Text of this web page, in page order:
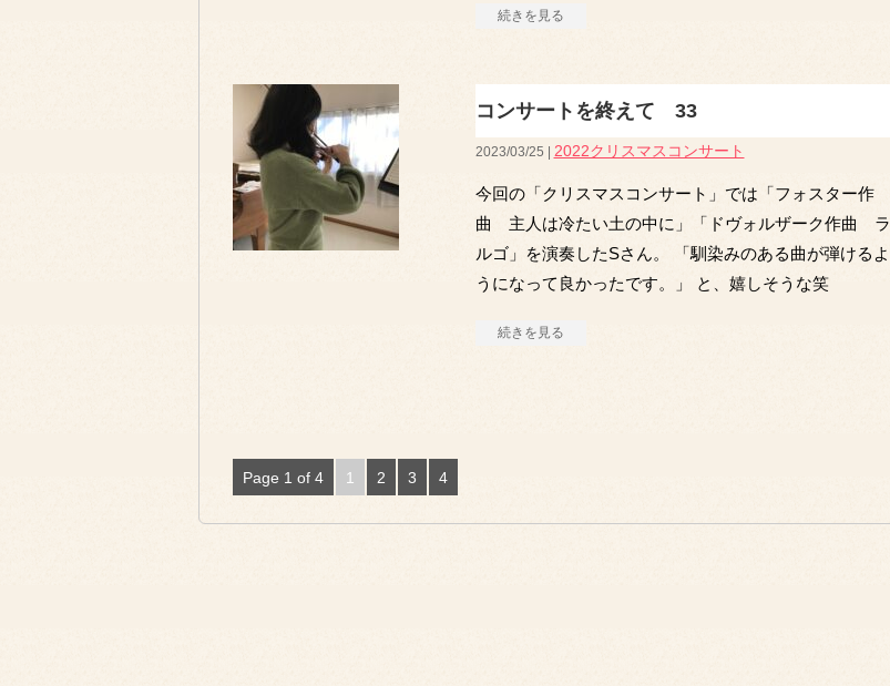
続きを見る
コンサートを終えて 33
2023/03/25 | 2022クリスマスコンサート
今回の「クリスマスコンサート」では「フォスター作
曲 主人は冷たい土の中に」「ドヴォルザーク作曲 ラ
ルゴ」を演奏したSさん。 「馴染みのある曲が弾けるよ
うになって良かったです。」 と、嬉しそうな笑
続きを見る
Page 1 of 4 1 2 3 4